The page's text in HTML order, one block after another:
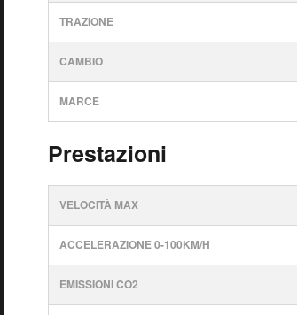
TRAZIONE
CAMBIO
MARCE
Prestazioni
VELOCITÀ MAX
ACCELERAZIONE 0-100KM/H
EMISSIONI CO2